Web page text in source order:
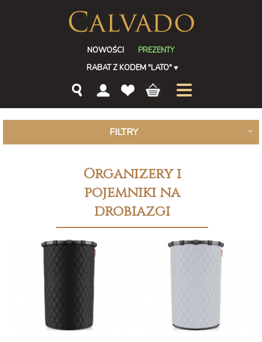
NOWOŚCI
PREZENTY
RABAT Z KODEM "LATO"♥
FILTRY
Organizery i
pojemniki na
drobiazgi